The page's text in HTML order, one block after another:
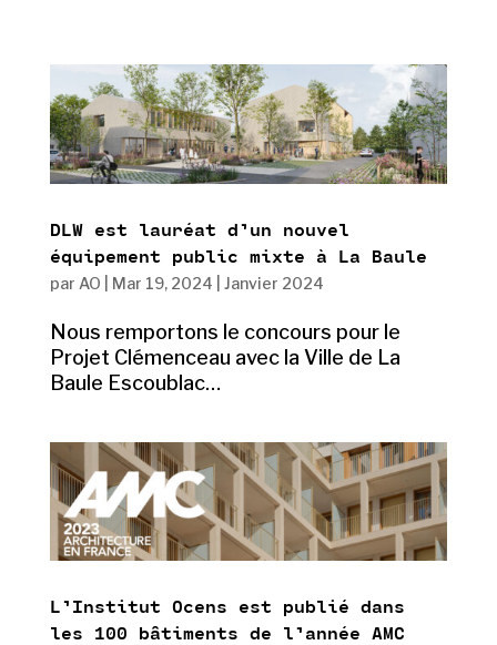
DLW est lauréat d’un nouvel
équipement public mixte à La Baule
par AO Mar 19, 2024 Janvier 2024
Nous remportons le concours pour le
Projet Clémenceau avec la Ville de La
Baule Escoublac…
L’Institut Ocens est publié dans
les 100 bâtiments de l’année AMC